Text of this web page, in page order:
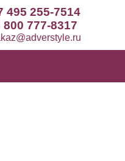
495 255-7514
800 777-8317